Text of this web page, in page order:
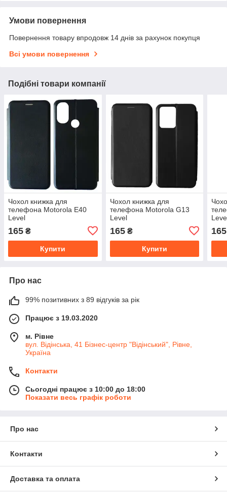
Умови повернення
Повернення товару впродовж 14 днів за рахунок покупця
Всі умови повернення
Подібні товари компанії
Чохол книжка для
телефона Motorola E40
Level
165 ₴
Купити
Чохол книжка для
телефона Motorola G13
Level
165₴
Купити
165
Про нас
99% позитивних з 89 відгуків за рік
Працює з 19.03.2020
м. Рівне
вул. Відінська, 41 Бізнес-центр "Відінський", Рівне,
Україна
Контакти
Сьогодні працює з 10:00 до 18:00
Показати весь графік роботи
Про нас
Контакти
Доставка та оплата